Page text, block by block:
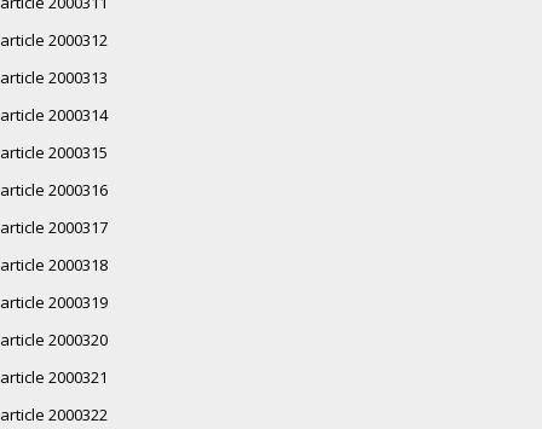
article 2000312
article 2000313
article 2000314
article 2000315
article 2000316
article 2000317
article 2000318
article 2000319
article 2000320
article 2000321
article 2000322